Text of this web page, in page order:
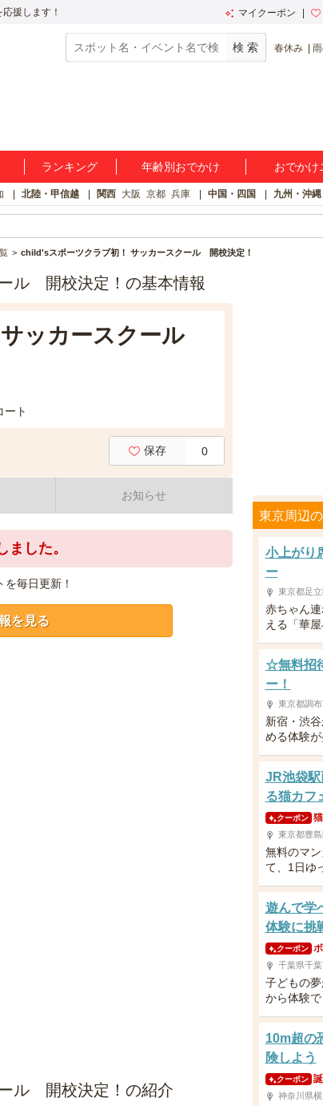
援します！ マイクーポン
春休み
ランキング 年齢別おでかけ おでかけ
北陸・甲信越 関西 大阪 京都 兵庫 中国・四国 九州・沖縄
child'sスポーツクラブ初！ サッカースクール 開校決定！
ル 開校決定！の基本情報
ッカースクール
ート
保存 0
お知らせ
ました。
毎日更新！
を見る
ル 開校決定！の紹介
東京周辺
小上がり
ー
東京都足
赤ちゃん
える「華屋
☆無料招
ー！
東京都調
新宿・渋
める体験が
JR池袋駅
る猫カフ
クーポン
東京都豊
無料のマ
て、1日ゆ
遊んで学
体験に挑
クーポン
千葉県千
子どもの
から体験で
10m超の
険しよう
クーポン
神奈川県